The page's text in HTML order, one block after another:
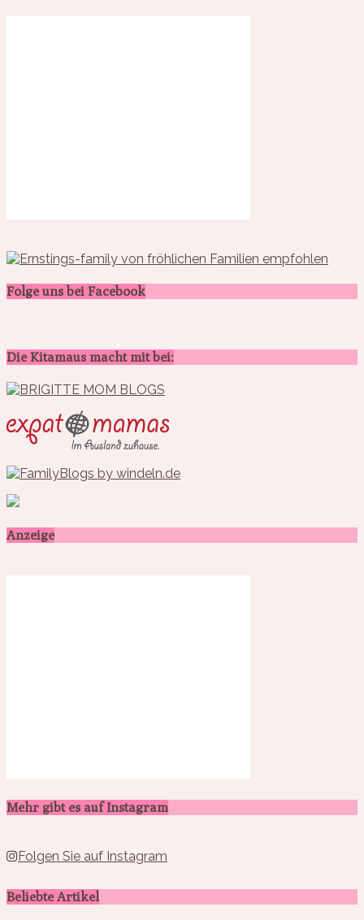
Folge uns bei Facebook
Die Kitamaus macht mit bei:
Anzeige
Mehr gibt es auf Instagram
Folgen Sie auf Instagram
Beliebte Artikel